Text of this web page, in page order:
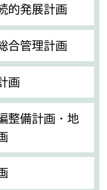
的発展計画
合管理計画
画
整備計画・地